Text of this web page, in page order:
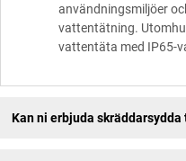
användningsmiljöer
vattentätning.
vattentäta med IP65-
Kan ni erbjuda skräddarsydda